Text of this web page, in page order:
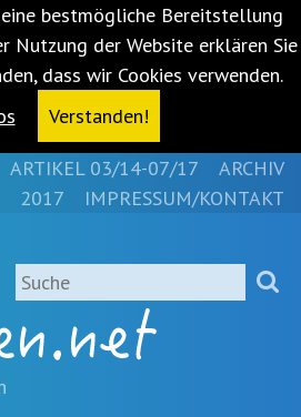
bestmögliche Bereitstellung
Nutzung der Website erklären Sie
dass wir Cookies verwenden.
Verstanden!
ARTIKEL 03/14-07/17
ARCHIV
2017
IMPRESSUM/KONTAKT
Suche